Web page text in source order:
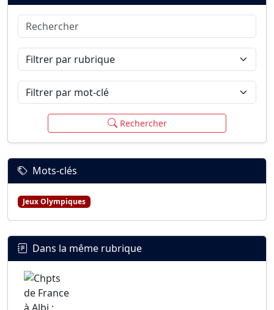
Connexion
Rechercher
Filtrer par rubrique
Filtrer par mot-clé
Rechercher
Mots-clés
Jeux Olympiques
Dans la même rubrique